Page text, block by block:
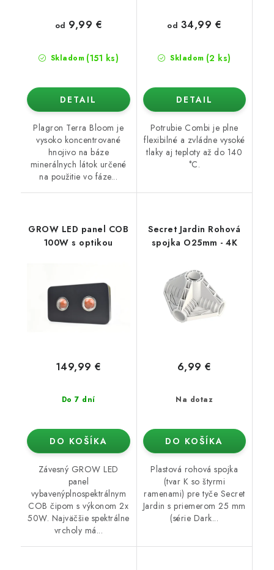
Skladom (151 ks)
od 9,99 €
DETAIL
Plagron Terra Bloom je
vysoko koncentrované
hnojivo na báze
minerálnych látok určené
na použitie vo fáze...
Skladom (2 ks)
od 34,99 €
DETAIL
Potrubie Combi je plne
flexibilné a zvládne vysoké
tlaky aj teploty až do 140
°C.
GROW LED panel COB
100W s optikou
Do 7 dní
149,99 €
DO KOŠÍKA
Závesný GROW LED
panel
vybavenýplnospektrálnym
COB čipom s výkonom 2x
50W. Najväčšie spektrálne
vrcholy má...
Secret Jardin Rohová
spojka O25mm - 4K
Na dotaz
6,99 €
DO KOŠÍKA
Plastová rohová spojka
(tvar K so štyrmi
ramenami) pre tyče Secret
Jardin s priemerom 25 mm
(série Dark...